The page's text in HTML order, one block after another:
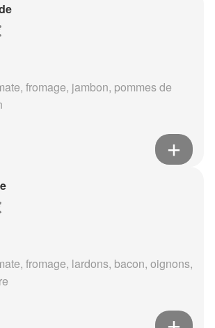
fromage, jambon, pommes de
fromage, lardons, bacon, oignons,